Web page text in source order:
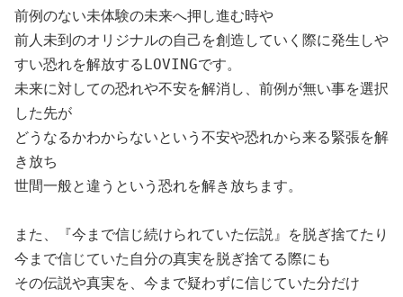
前例のない未体験の未来へ押し進む時や
前人未到のオリジナルの自己を創造していく際に発生しや
すい恐れを解放するLOVINGです。
未来に対しての恐れや不安を解消し、前例が無い事を選択
した先が
どうなるかわからないという不安や恐れから来る緊張を解
き放ち
世間一般と違うという恐れを解き放ちます。
また、『今まで信じ続けられていた伝説』を脱ぎ捨てたり
今まで信じていた自分の真実を脱ぎ捨てる際にも
その伝説や真実を、今まで疑わずに信じていた分だけ